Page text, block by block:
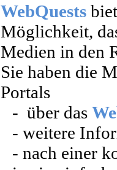
WebQuests
Möglichkeit,
Medien in den
Sie haben die
Portals
- über das
- weitere
- nach einer